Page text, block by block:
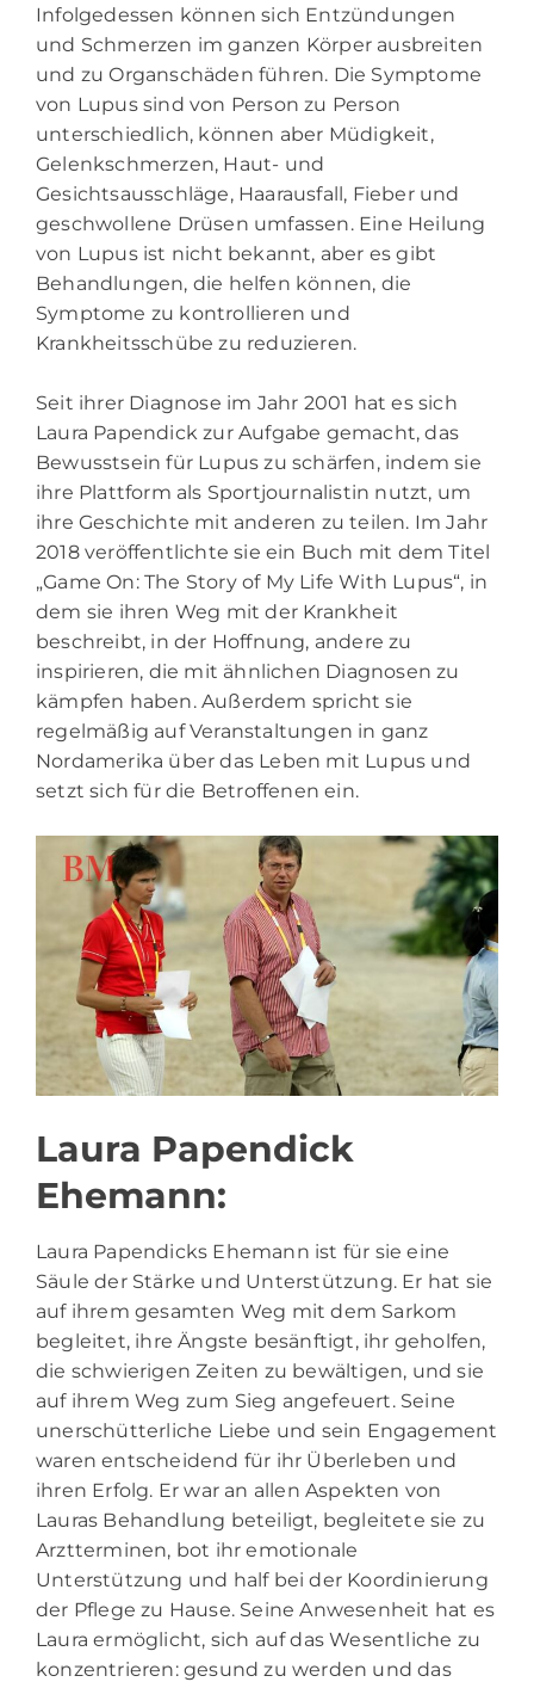
Infolgedessen können sich Entzündungen
und Schmerzen im ganzen Körper ausbreiten
und zu Organschäden führen. Die Symptome
von Lupus sind von Person zu Person
unterschiedlich, können aber Müdigkeit,
Gelenkschmerzen, Haut- und
Gesichtsausschläge, Haarausfall, Fieber und
geschwollene Drüsen umfassen. Eine Heilung
von Lupus ist nicht bekannt, aber es gibt
Behandlungen, die helfen können, die
Symptome zu kontrollieren und
Krankheitsschübe zu reduzieren.
Seit ihrer Diagnose im Jahr 2001 hat es sich
Laura Papendick zur Aufgabe gemacht, das
Bewusstsein für Lupus zu schärfen, indem sie
ihre Plattform als Sportjournalistin nutzt, um
ihre Geschichte mit anderen zu teilen. Im Jahr
2018 veröffentlichte sie ein Buch mit dem Titel
„Game On: The Story of My Life With Lupus“, in
dem sie ihren Weg mit der Krankheit
beschreibt, in der Hoffnung, andere zu
inspirieren, die mit ähnlichen Diagnosen zu
kämpfen haben. Außerdem spricht sie
regelmäßig auf Veranstaltungen in ganz
Nordamerika über das Leben mit Lupus und
setzt sich für die Betroffenen ein.
Laura Papendick
Ehemann:
Laura Papendicks Ehemann ist für sie eine
Säule der Stärke und Unterstützung. Er hat sie
auf ihrem gesamten Weg mit dem Sarkom
begleitet, ihre Ängste besänftigt, ihr geholfen,
die schwierigen Zeiten zu bewältigen, und sie
auf ihrem Weg zum Sieg angefeuert. Seine
unerschütterliche Liebe und sein Engagement
waren entscheidend für ihr Überleben und
ihren Erfolg. Er war an allen Aspekten von
Lauras Behandlung beteiligt, begleitete sie zu
Arztterminen, bot ihr emotionale
Unterstützung und half bei der Koordinierung
der Pflege zu Hause. Seine Anwesenheit hat es
Laura ermöglicht, sich auf das Wesentliche zu
konzentrieren: gesund zu werden und das